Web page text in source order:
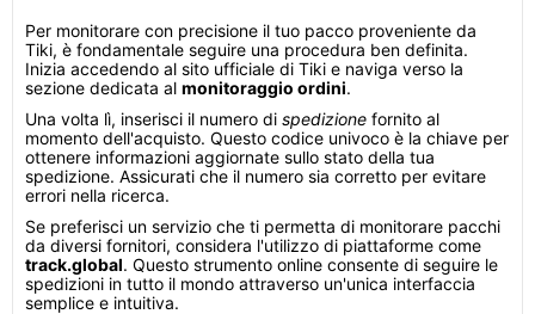
Per monitorare con precisione il tuo pacco proveniente da
Tiki, è fondamentale seguire una procedura ben definita.
Inizia accedendo al sito ufficiale di Tiki e naviga verso la
sezione dedicata al monitoraggio ordini.
Una volta lì, inserisci il numero di spedizione fornito al
momento dell'acquisto. Questo codice univoco è la chiave per
ottenere informazioni aggiornate sullo stato della tua
spedizione. Assicurati che il numero sia corretto per evitare
errori nella ricerca.
Se preferisci un servizio che ti permetta di monitorare pacchi
da diversi fornitori, considera l'utilizzo di piattaforme come
track.global. Questo strumento online consente di seguire le
spedizioni in tutto il mondo attraverso un'unica interfaccia
semplice e intuitiva.